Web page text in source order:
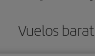
Vuelos